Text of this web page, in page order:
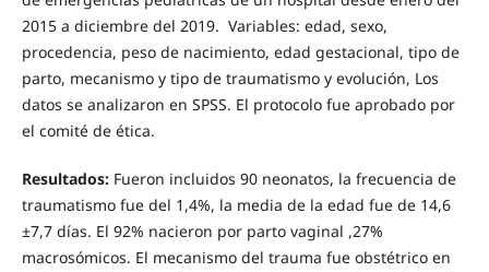
2015 a diciembre del 2019. Variables: edad, sexo,
procedencia, peso de nacimiento, edad gestacional, tipo de
parto, mecanismo y tipo de traumatismo y evolución, Los
datos se analizaron en SPSS. El protocolo fue aprobado por
el comité de ética.
Resultados:Fueron incluidos 90 neonatos, la frecuencia de
traumatismo fue del 1,4%, la media de la edad fue de 14,6
±7,7 días. El 92% nacieron por parto vaginal ,27%
macrosómicos. El mecanismo del trauma fue obstétrico en